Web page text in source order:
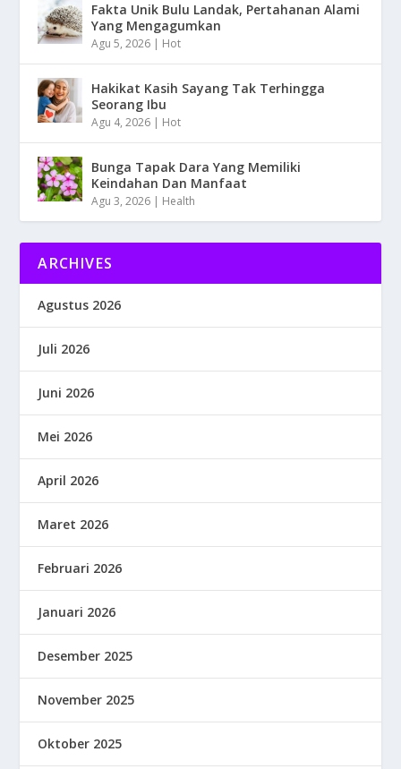
Fakta Unik Bulu Landak, Pertahanan Alami
Yang Mengagumkan
Agu 5, 2026 | Hot
Hakikat Kasih Sayang Tak Terhingga
Seorang Ibu
Agu 4, 2026 | Hot
Bunga Tapak Dara Yang Memiliki
Keindahan Dan Manfaat
Agu 3, 2026 | Health
ARCHIVES
Agustus 2026
Juli 2026
Juni 2026
Mei 2026
April 2026
Maret 2026
Februari 2026
Januari 2026
Desember 2025
November 2025
Oktober 2025